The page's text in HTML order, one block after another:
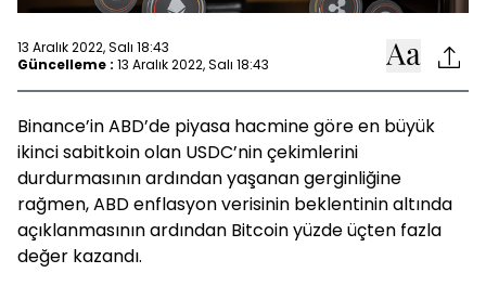
13 Aralık 2022, Salı 18:43
Güncelleme : 13 Aralık 2022, Salı 18:43
Binance’in ABD’de piyasa hacmine göre en büyük
ikinci sabitkoin olan USDC’nin çekimlerini
durdurmasının ardından yaşanan gerginliğine
rağmen, ABD enflasyon verisinin beklentinin altında
açıklanmasının ardından Bitcoin yüzde üçten fazla
değer kazandı.